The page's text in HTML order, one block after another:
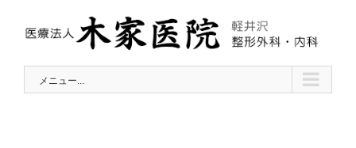
content
メニュー...